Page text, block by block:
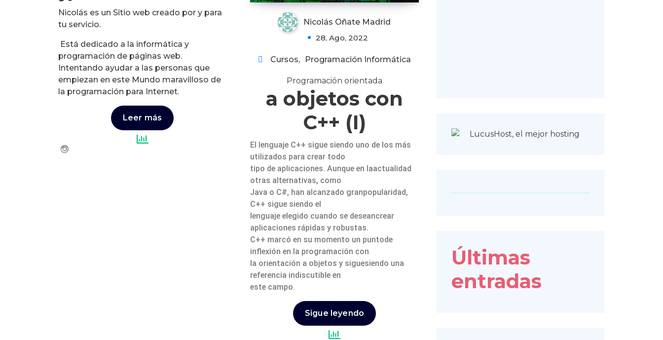
Nicolás es un Sitio web creado por y para
tu servicio.
Está dedicado a la informática y
programación de páginas web.
Intentando ayudar a las personas que
empiezan en este Mundo maravilloso de
la programación para Internet.
Leer más
Nicolás Oñate Madrid
28, Ago, 2022
Cursos, Programación Informática
Programación orientada
a objetos con
C++ (I)
El lenguaje C++ sigue siendo uno de los más
utilizados para crear todo
tipo de aplicaciones. Aunque en laactualidad
otras alternativas, como
Java o C#, han alcanzado granpopularidad,
C++ sigue siendo el
lenguaje elegido cuando se deseancrear
aplicaciones rápidas y robustas.
C++ marcó en su momento un puntode
inflexión en la programación con
la orientación a objetos y siguesiendo una
referencia indiscutible en
este campo.
Sigue leyendo
Últimas
entradas